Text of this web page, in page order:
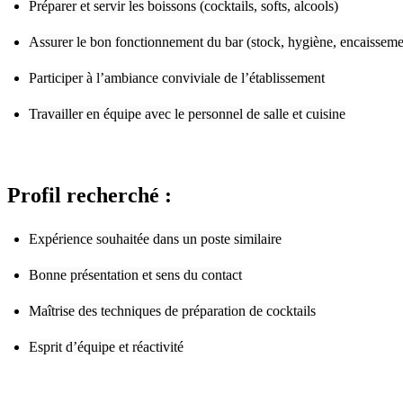
Préparer et servir les boissons (cocktails, softs, alcools)
Assurer le bon fonctionnement du bar (stock, hygiène,
Participer à l’ambiance conviviale de l’établissement
Travailler en équipe avec le personnel de salle et cuisine
Profil recherché :
Expérience souhaitée dans un poste similaire
Bonne présentation et sens du contact
Maîtrise des techniques de préparation de cocktails
Esprit d’équipe et réactivité